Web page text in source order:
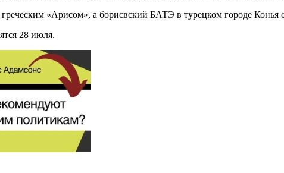
«Арисом», а борисвский БАТЭ в турецком городе Конья
28 июля.